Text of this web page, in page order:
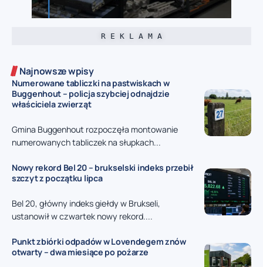
R E K L A M A
Najnowsze wpisy
Numerowane tabliczki na pastwiskach w
Buggenhout – policja szybciej odnajdzie
właściciela zwierząt
Gmina Buggenhout rozpoczęła montowanie
numerowanych tabliczek na słupkach...
Nowy rekord Bel 20 – brukselski indeks przebił
szczyt z początku lipca
Bel 20, główny indeks giełdy w Brukseli,
ustanowił w czwartek nowy rekord....
Punkt zbiórki odpadów w Lovendegem znów
otwarty – dwa miesiące po pożarze